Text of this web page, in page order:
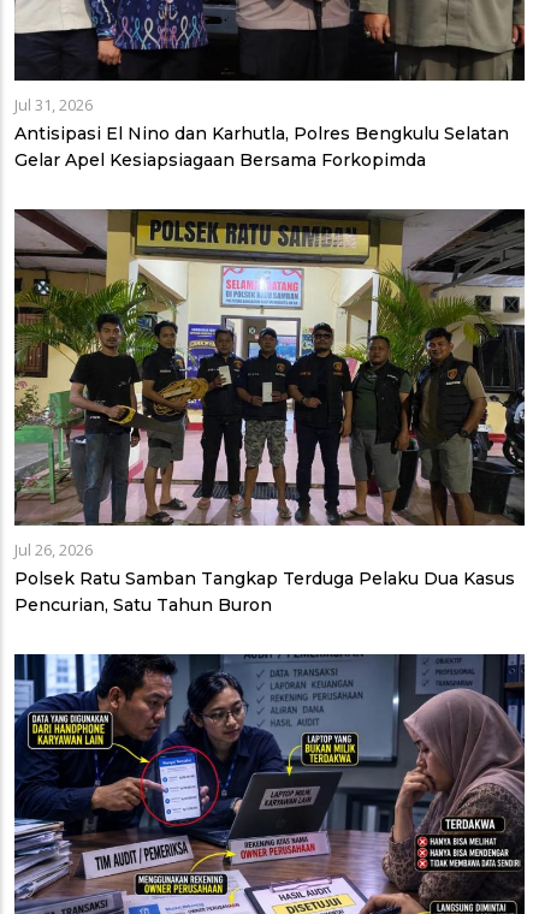
Jul 31, 2026
Antisipasi El Nino dan Karhutla, Polres Bengkulu Selatan
Gelar Apel Kesiapsiagaan Bersama Forkopimda
Jul 26, 2026
Polsek Ratu Samban Tangkap Terduga Pelaku Dua Kasus
Pencurian, Satu Tahun Buron